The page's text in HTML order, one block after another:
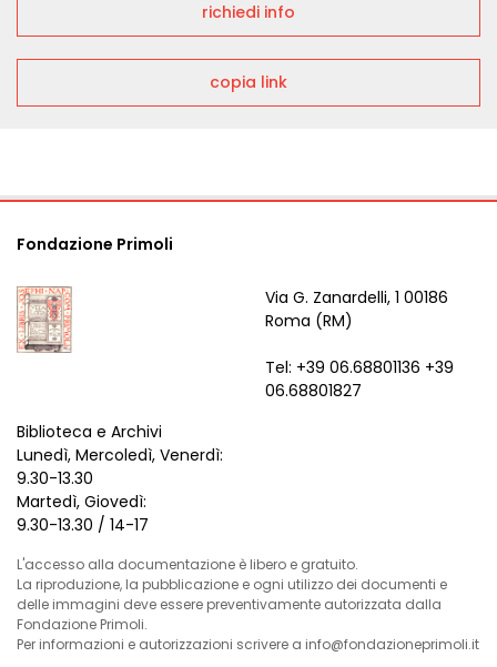
richiedi info
copia link
Fondazione Primoli
Via G. Zanardelli, 1 00186
Roma (RM)
Tel: +39 06.68801136 +39
06.68801827
Biblioteca e Archivi
Lunedì, Mercoledì, Venerdì:
9.30-13.30
Martedì, Giovedì:
9.30-13.30 / 14-17
L'accesso alla documentazione è libero e gratuito.
La riproduzione, la pubblicazione e ogni utilizzo dei documenti e
delle immagini deve essere preventivamente autorizzata dalla
Fondazione Primoli.
Per informazioni e autorizzazioni scrivere a info@fondazioneprimoli.it